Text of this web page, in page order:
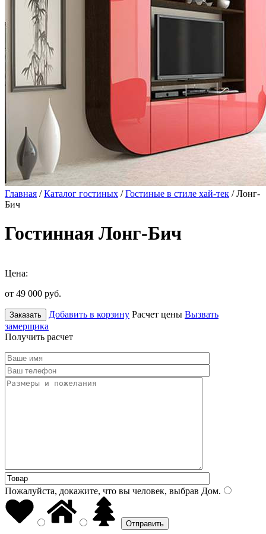
Главная /Каталог гостиных /Гостиные в стиле хай-тек / Лонг-
Бич
Гостинная Лонг-Бич
Цена:
от 49 000 руб.
Заказать Добавить в корзину Расчет цены Вызвать
замерщика
Получить расчет
Пожалуйста, докажите, что вы человек, выбрав Дом.